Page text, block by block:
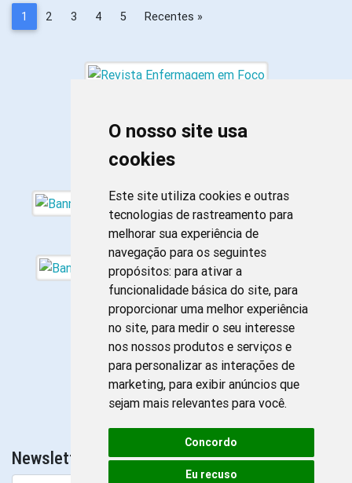
O nosso site usa
cookies
Este site utiliza cookies e outras
tecnologias de rastreamento para
melhorar sua experiência de
navegação para os seguintes
propósitos: para ativar a
funcionalidade básica do site, para
proporcionar uma melhor experiência
no site, para medir o seu interesse
nos nossos produtos e serviços e
para personalizar as interações de
marketing, para exibir anúncios que
sejam mais relevantes para você.
Concordo
Eu recuso
1 2 3 4 5 Recentes »
Newsletter da Enfermagem